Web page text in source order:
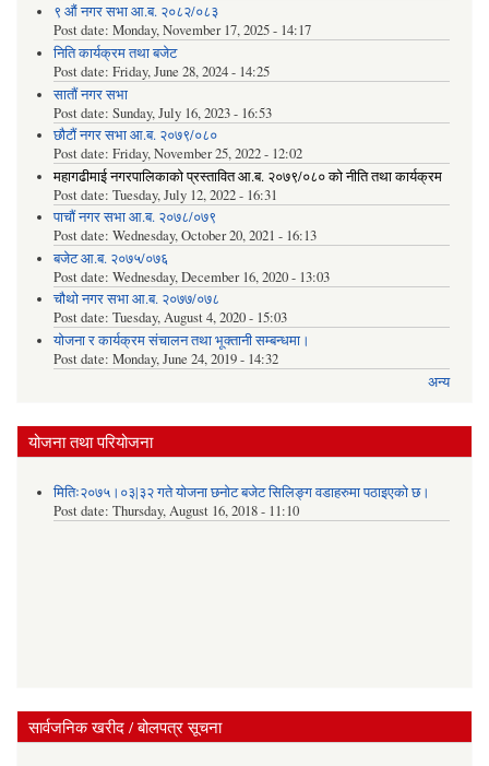
९ औं नगर सभा आ.ब. २०८२/०८३
Post date: Monday, November 17, 2025 - 14:17
निति कार्यक्रम तथा बजेट
Post date: Friday, June 28, 2024 - 14:25
सातौं नगर सभा
Post date: Sunday, July 16, 2023 - 16:53
छौटौं नगर सभा आ.ब. २०७९/०८०
Post date: Friday, November 25, 2022 - 12:02
महागढीमाई नगरपालिकाको प्रस्तावित आ.ब. २०७९/०८० को नीति तथा कार्यक्रम
Post date: Tuesday, July 12, 2022 - 16:31
पाचौं नगर सभा आ.ब. २०७८/०७९
Post date: Wednesday, October 20, 2021 - 16:13
बजेट आ.ब. २०७५/०७६
Post date: Wednesday, December 16, 2020 - 13:03
चौथो नगर सभा आ.ब. २०७७/०७८
Post date: Tuesday, August 4, 2020 - 15:03
योजना र कार्यक्रम संचालन तथा भूक्तानी सम्बन्धमा।
Post date: Monday, June 24, 2019 - 14:32
अन्य
योजना तथा परियोजना
मितिः२०७५।०३|३२ गते योजना छनोट बजेट सिलिङ्ग वडाहरुमा पठाइएको छ​।
Post date: Thursday, August 16, 2018 - 11:10
सार्वजनिक खरीद / बोलपत्र सूचना